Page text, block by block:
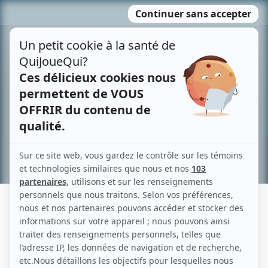
MENU
contenu
Recherche avancée »
ROLAND AKL
Liens
Fiche de Roland Akl sur Showbizz.net